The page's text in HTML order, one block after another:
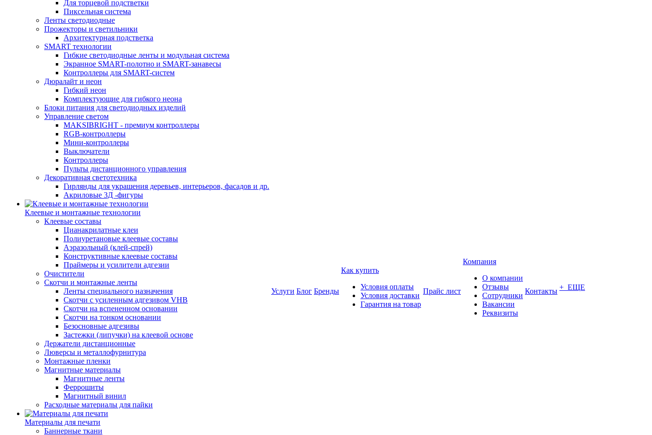
Для торцевой подстветки
Пиксельная система
Ленты светодиодные
Прожекторы и светильники
Архитектурная подстветка
SMART технологии
Гибкие светодиодные ленты и модульная система
Экранное SMART-полотно и SMART-занавесы
Контроллеры для SMART-систем
Дюралайт и неон
Гибкий неон
Комплектующие для гибкого неона
Блоки питания для светодиодных изделий
Управление светом
MAKSIBRIGHT - премиум контроллеры
RGB-контроллеры
Мини-контроллеры
Выключатели
Контроллеры
Пульты дистанционного управления
Декоративная светотехника
Гирлянды для украшения деревьев, интерьеров, фасадов и др.
Акриловые 3Д -фигуры
Клеевые и монтажные технологии
Клеевые составы
Цианакрилатные клеи
Полиуретановые клеевые составы
Аэразольный (клей-спрей)
Конструктивные клеевые составы
Праймеры и усилители адгезии
Очистители
Скотчи и монтажные ленты
Ленты специального назначения
Скотчи с усиленным адгезивом VHB
Скотчи на вспененном основании
Скотчи на тонком основании
Безосновные адгезивы
Застежки (липучки) на клеевой основе
Держатели дистанционные
Люверсы и металлофурнитура
Монтажные пленки
Магнитные материалы
Магнитные ленты
Феррошиты
Магнитный винил
Расходные материалы для пайки
Материалы для печати
Баннерные ткани
Услуги Блог Бренды
Как купить
Условия оплаты
Условия доставки
Гарантия на товар
Прайс лист
Компания
О компании
Отзывы
Сотрудники
Вакансии
Реквизиты
Контакты + ЕЩЕ